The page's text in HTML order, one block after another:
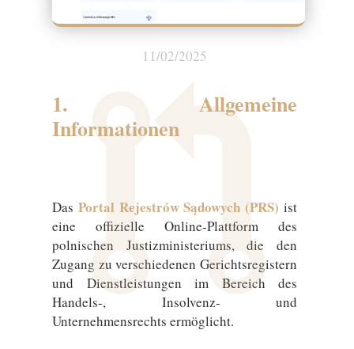
11/02/2025
1. Allgemeine
Informationen
Das Portal Rejestrów Sądowych (PRS) ist
eine offizielle Online-Plattform des
polnischen Justizministeriums, die den
Zugang zu verschiedenen Gerichtsregistern
und Dienstleistungen im Bereich des
Handels-, Insolvenz- und
Unternehmensrechts ermöglicht.